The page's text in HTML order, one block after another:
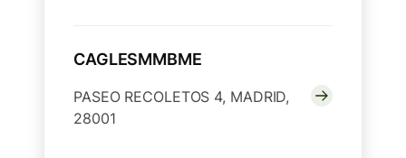
CAGLESMMBME
PASEO RECOLETOS 4, MADRID,
28001